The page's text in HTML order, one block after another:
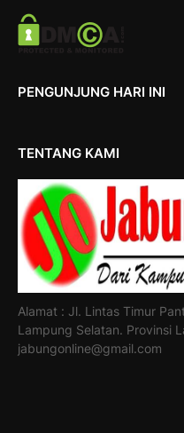
PENGUNJUNG HARI INI
TENTANG KAMI
Alamat : Jl. Lintas Timur
Lampung Selatan. Provinsi
jabungonline@gmail.com